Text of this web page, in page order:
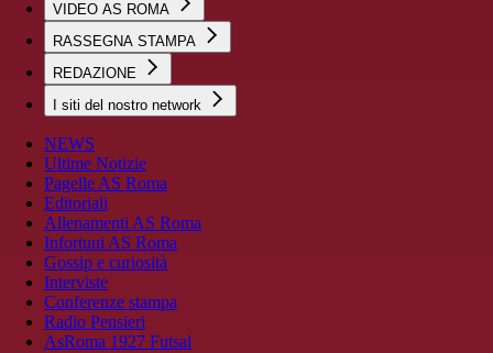
VIDEO AS ROMA
RASSEGNA STAMPA
REDAZIONE
I siti del nostro network
NEWS
Ultime Notizie
Pagelle AS Roma
Editoriali
Allenamenti AS Roma
Infortuni AS Roma
Gossip e curiosità
Interviste
Conferenze stampa
Radio Pensieri
AsRoma 1927 Futsal